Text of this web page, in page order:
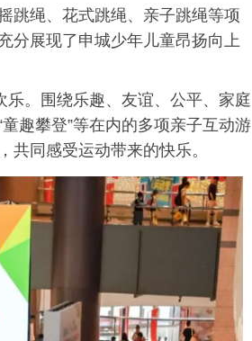
跳绳、花式跳绳、亲子跳绳等项
分展现了申城少年儿童昂扬向上
乐。围绕乐趣、友谊、公平、家庭
童趣攀登”等在内的多项亲子互动游
同感受运动带来的快乐。